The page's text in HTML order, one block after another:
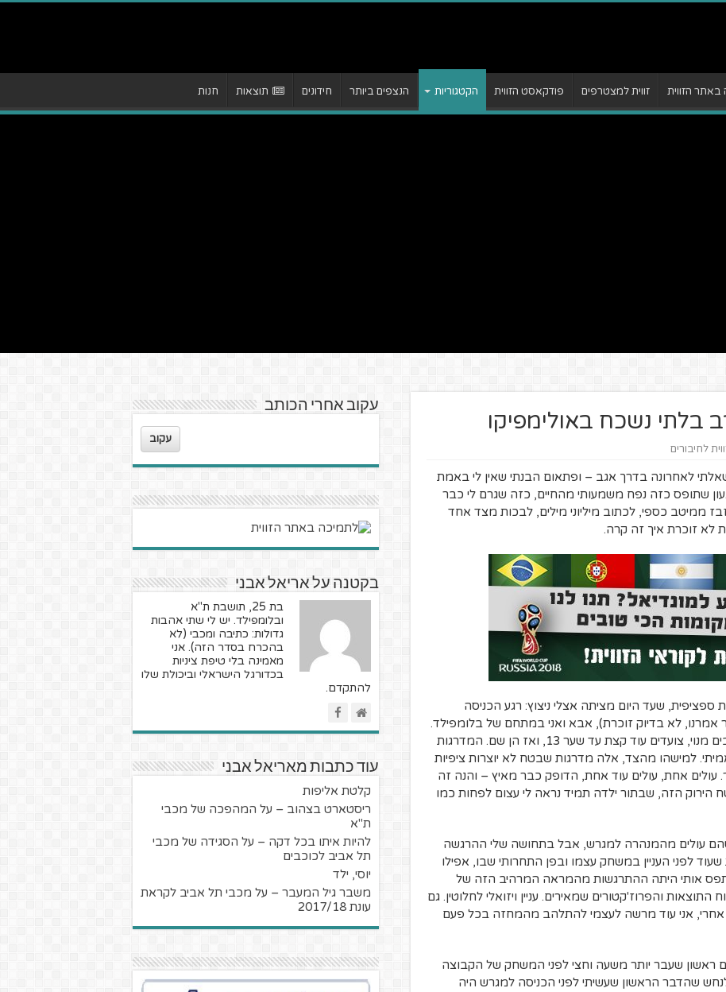
באתר הזווית זווית למצטרפים פודקאסט הזווית הקטגוריות הנצפים ביותר חידונים תוצאות חנות
בלתי נשכח באולימפיקו
לחיבורים
לאחרונה בדרך אגב – ופתאום הבנתי שאין לי באמת
שתופס כזה נפח משמעותי מהחיים, כזה שגרם לי כבר
ממיטב כספי, לכתוב מיליוני מילים, לבכות מצד אחד
לא זוכרת איך זה קרה.
ספציפית, שעד היום מציתה אצלי ניצוץ: רגע הכניסה
אמרנו, לא בדיוק זוכרת), אבא ואני במתחם של בלומפילד.
עומדים בתור, עוברים את הבידוק, מנקבים מנוי, צועדים עוד קצת עד שער 13, ואז הן שם. המדרגות
למישהו מהצד, אלה מדרגות שבטח לא יוצרות ציפיות
עולים אחת, עולים עוד אחת, הדופק כבר מאיץ – והנה זה
הירוק הזה, שבתור ילדה תמיד נראה לי עצום לפחות כמו
עולים מהמנהרה למגרש, אבל בתחושה שלי ההרגשה
לפני העניין במשחק עצמו ובפן התחרותי שבו, אפילו
אותי היתה ההתרגשות מהמראה המרהיב הזה של
והפרוז'קטורים שמאירים. עניין ויזואלי לחלוטין. גם
אחרי, אני עוד מרשה לעצמי להתלהב מהמחזה בכל פעם
ראשון שעבר יותר משעה וחצי לפני המשחק של הקבוצה
שהדבר הראשון שעשיתי לפני הכניסה למגרש היה
עקוב אחרי הכותב
עקוב
בקטנה על אריאל אבני
בת 25, תושבת ת"א
ובלומפילד. יש לי שתי אהבות
גדולות: כתיבה ומכבי (לא
בהכרח בסדר הזה). אני
מאמינה בלי טיפת ציניות
בכדורגל הישראלי וביכולת שלו
להתקדם.
עוד כתבות מאריאל אבני
קלטת אליפות
ריסטארט בצהוב – על המהפכה של מכבי
ת"א
להיות איתו בכל דקה – על הסגידה של מכבי
תל אביב לכוכבים
יוסי, ילד
משבר גיל המעבר – על מכבי תל אביב לקראת
עונת 2017/18